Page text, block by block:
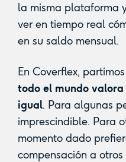
la misma plataforma
ver en tiempo real
en su saldo mensual.
En Coverflex,
todo el mundo
igual. Para algunas
imprescindible. Para
momento dado
compensación a